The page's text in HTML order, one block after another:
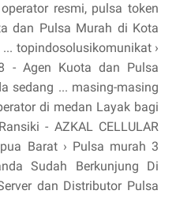
resmi, pulsa token
dan Pulsa Murah di Kota
topindosolusikomunikat ›
- Agen Kuota dan Pulsa
sedang ... masing-masing
di medan Layak bagi
- AZKAL CELLULAR
Barat › Pulsa murah 3
Sudah Berkunjung Di
dan Distributor Pulsa